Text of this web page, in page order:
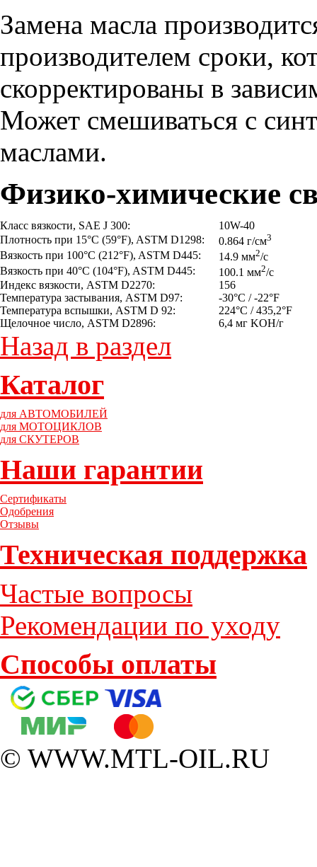
Замена масла
производителем сроки,
скорректированы в
Может смешиваться с
маслами.
Физико-химические
Класс вязкости, SAE J 300:
10W-40
Плотность при 15°C (59°F), ASTM D1298: 0.864 г/см3
Вязкость при 100°C (212°F), ASTM D445: 14.9 мм2/с
Вязкость при 40°C (104°F), ASTM D445:
100.1 мм2/с
Индекс вязкости, ASTM D2270:
156
Температура застывания, ASTM D97:
-30°C / -22°F
Температура вспышки, ASTM D 92:
224°C / 435,2°F
Щелочное число, ASTM D2896:
6,4 мг KOH/г
Назад в раздел
Каталог
для АВТОМОБИЛЕЙ
для МОТОЦИКЛОВ
для СКУТЕРОВ
Наши гарантии
Сертификаты
Одобрения
Отзывы
Техническая поддержка
Частые вопросы
Рекомендации по уходу
Способы оплаты
© WWW.MTL-OIL.RU